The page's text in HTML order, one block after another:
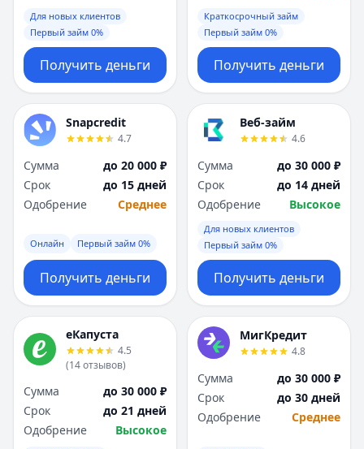
Для новых клиентов
Первый займ 0%
Получить деньги
Краткосрочный займ
Первый займ 0%
Получить деньги
Snapcredit
4.7
Сумма
до 20 000 ₽
Срок
до 15 дней
Одобрение
Среднее
Онлайн Первый займ 0%
Получить деньги
Веб-займ
4.6
Сумма
до 30 000 ₽
Срок
до 14 дней
Одобрение
Высокое
Для новых клиентов
Первый займ 0%
Получить деньги
еКапуста
4.5
(14отзывов)
Сумма
до 30 000 ₽
Срок
до 21 дней
Одобрение
Высокое
МигКредит
4.8
Сумма
до 30 000 ₽
Срок
до 30 дней
Одобрение
Среднее